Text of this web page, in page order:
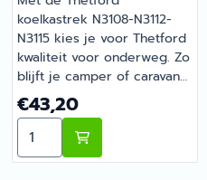
bin N3142
koelkastrek N3108-N3112-
N3115 kies je voor Thetford
kwaliteit voor onderweg. Zo
blijft je camper of caravan
goed onderhouden en
compleet. Barsema
Recreatie levert camper-,
caravan- en
Prijs: 43,20
€43,20
Aantal kiezen voor